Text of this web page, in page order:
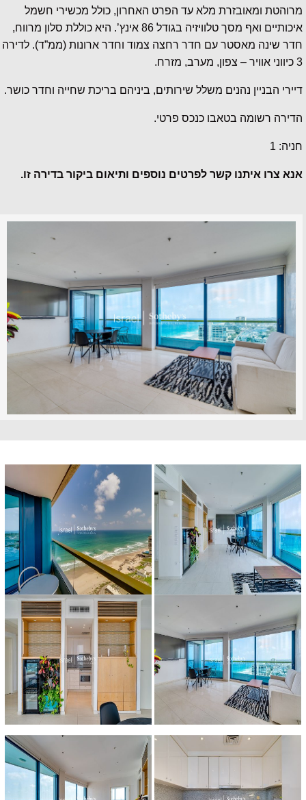
מרוהטת ומאובזרת מלא עד הפרט האחרון, כולל מכשירי חשמל
איכותיים ואף מסך טלוויזיה בגודל 86 אינץ’. היא כוללת סלון מרווח,
חדר שינה מאסטר עם חדר רחצה צמוד וחדר ארונות (ממ”ד). לדירה
3 כיווני אוויר – צפון, מערב, מזרח.
דיירי הבניין נהנים משלל שירותים, ביניהם בריכת שחייה וחדר כושר.
הדירה רשומה בטאבו כנכס פרטי.
חניה: 1
אנא צרו איתנו קשר לפרטים נוספים ותיאום ביקור בדירה זו.